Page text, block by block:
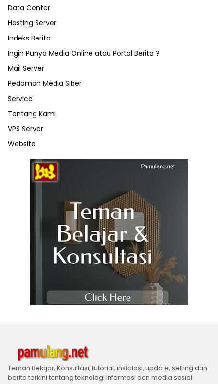
Data Center
Hosting Server
Indeks Berita
Ingin Punya Media Online atau Portal Berita ?
Mail Server
Pedoman Media Siber
Service
Tentang Kami
VPS Server
Website
Teman Belajar, Konsultasi, tutorial, instalasi, update, setting dan
berita terkini tentang teknologi informasi dan media sosial